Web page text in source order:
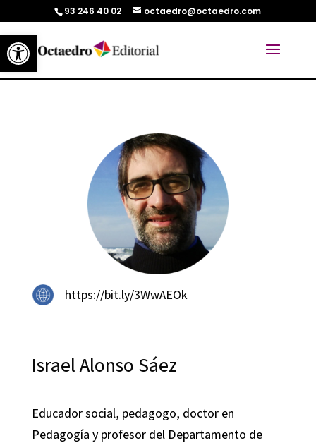
Abrir barra de herramientas
93 246 40 02 octaedro@octaedro.com
https://bit.ly/3WwAEOk
Israel Alonso Sáez
Educador social, pedagogo, doctor en
Pedagogía y profesor del Departamento de